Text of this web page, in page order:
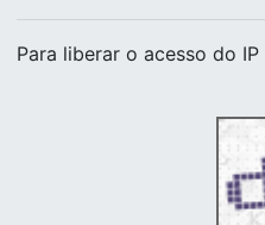
Para liberar o acesso do IP